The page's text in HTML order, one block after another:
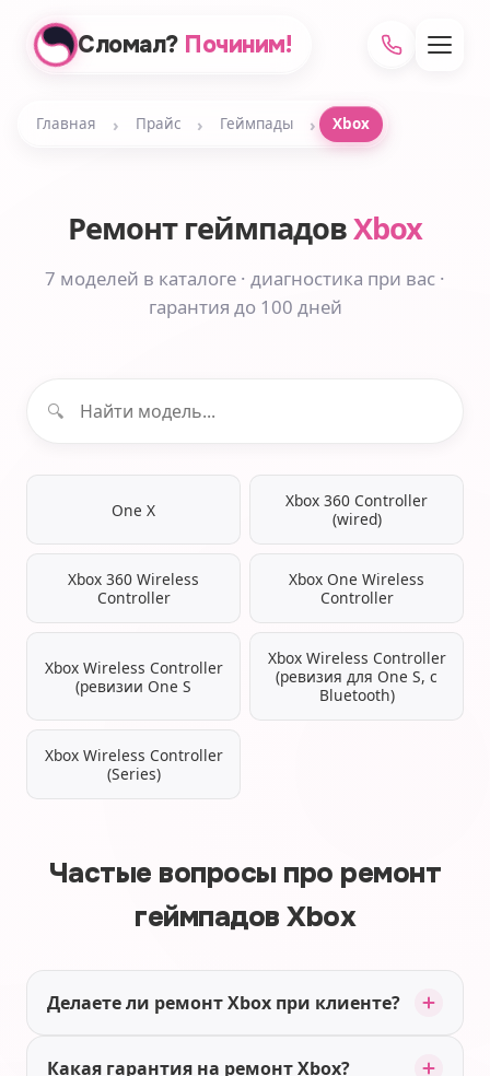
Сломал? Починим!
Главная › Прайс › Геймпады › Xbox
Ремонт геймпадовXbox
7 моделей в каталоге · диагностика при вас ·
гарантия до 100 дней
🔍
One X
Xbox 360 Controller
(wired)
Xbox 360 Wireless
Controller
Xbox One Wireless
Controller
Xbox Wireless Controller
(ревизии One S
Xbox Wireless Controller
(ревизия для One S, с
Bluetooth)
Xbox Wireless Controller
(Series)
Частые вопросы про ремонт
геймпадов Xbox
Делаете ли ремонт Xbox при клиенте?
Какая гарантия на ремонт Xbox?